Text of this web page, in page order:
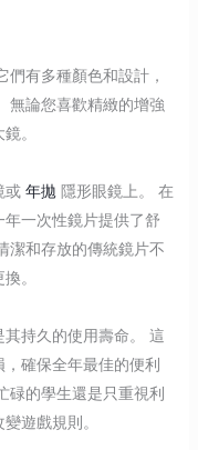
有多種顏色和設計，
無論您喜歡精緻的增強
。
或 年拋隱形眼鏡上。 在
一次性鏡片提供了舒
潔和存放的傳統鏡片不
。
持久的使用壽命。 這
確保全年最佳的便利
碌的學生還是只重視利
遊戲規則。